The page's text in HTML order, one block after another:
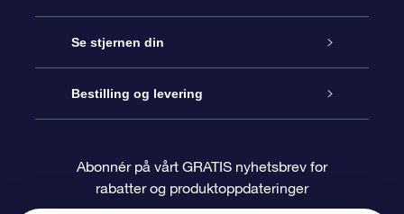
Kontakt oss
Bloggen
Anmeldelser
Online Stjernegave
OSR Gavepakke
OSR-gavekortet
Se stjernen din
Star Register
Pesontilpasset stjerneside
Bestilling og levering
Betalingsinformasjon
Abonnér på vårt GRATIS nyhetsbrev for
rabatter og produktoppdateringer